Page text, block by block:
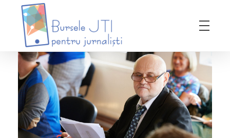
Bursele JTI pentru Jurnalisti
ediția 2018-2019